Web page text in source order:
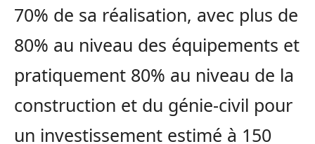
70% de sa réalisation, avec plus de
80% au niveau des équipements et
pratiquement 80% au niveau de la
construction et du génie-civil pour
un investissement estimé à 150